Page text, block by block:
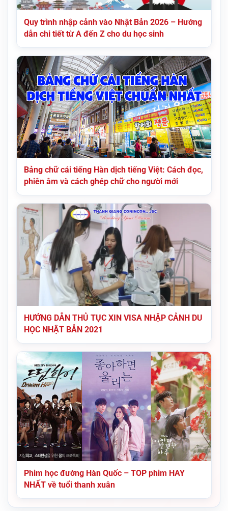
Quy trình nhập cảnh vào Nhật Bản 2026 – Hướng
dẫn chi tiết từ A đến Z cho du học sinh
Bảng chữ cái tiếng Hàn dịch tiếng Việt: Cách đọc,
phiên âm và cách ghép chữ cho người mới
HƯỚNG DẪN THỦ TỤC XIN VISA NHẬP CẢNH DU
HỌC NHẬT BẢN 2021
Phim học đường Hàn Quốc – TOP phim HAY
NHẤT về tuổi thanh xuân